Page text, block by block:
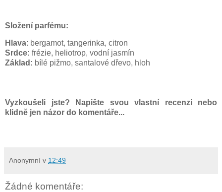
Složení parfému:
Hlava: bergamot, tangerinka, citron
Srdce: frézie, heliotrop, vodní jasmín
Základ: bílé pižmo, santalové dřevo, hloh
Vyzkoušeli jste? Napište svou vlastní recenzi nebo
klidně jen názor do komentáře...
Anonymní v 12:49
Žádné komentáře: